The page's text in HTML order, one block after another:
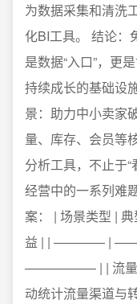
为数据采集和清洗
化BI工具。 结论：
是数据“入口”，更
持续成长的基础设
景：助力中小卖家
量、库存、会员等
分析工具，不止于
经营中的一系列难
案： | 场景类型 |
益 | | ———— |
—————– | | 流量
动统计流量渠道与